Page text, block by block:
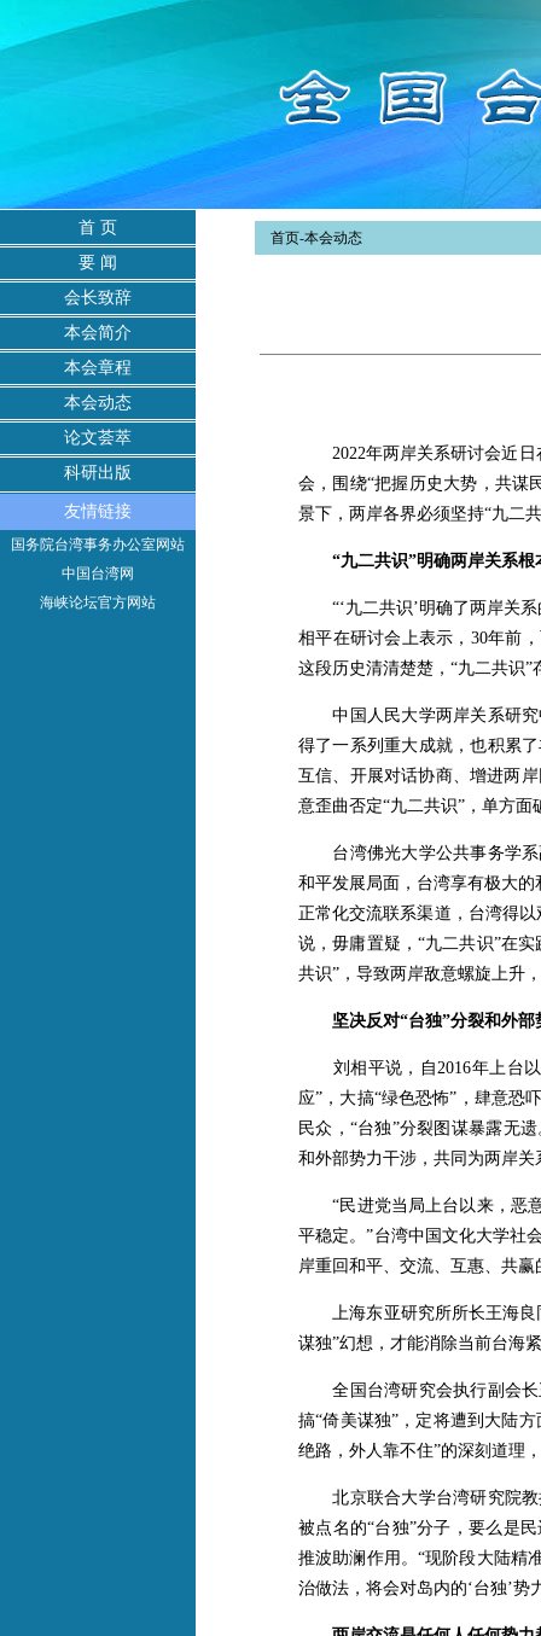
首 页
要 闻
会长致辞
本会简介
本会章程
本会动态
论文荟萃
科研出版
友情链接
国务院台湾事务办公室网站
中国台湾网
海峡论坛官方网站
首页-本会动态
2022年两岸关系研讨会近日
会，围绕“把握历史大势，共谋
景下，两岸各界必须坚持“九二
“九二共识”明确两岸关系根
“‘九二共识’明确了两岸关系
相平在研讨会上表示，30年前
这段历史清清楚楚，“九二共识
中国人民大学两岸关系研究
得了一系列重大成就，也积累
互信、开展对话协商、增进两
意歪曲否定“九二共识”，单方
台湾佛光大学公共事务学系
和平发展局面，台湾享有极大的
正常化交流联系渠道，台湾得
说，毋庸置疑，“九二共识”在
共识”，导致两岸敌意螺旋上升
坚决反对“台独”分裂和外部
刘相平说，自2016年上台以
应”，大搞“绿色恐怖”，肆意恐
民众，“台独”分裂图谋暴露无
和外部势力干涉，共同为两岸
“民进党当局上台以来，恶意
平稳定。”台湾中国文化大学社
岸重回和平、交流、互惠、共
上海东亚研究所所长王海良
谋独”幻想，才能消除当前台海
全国台湾研究会执行副会长
搞“倚美谋独”，定将遭到大陆
绝路，外人靠不住”的深刻道理
北京联合大学台湾研究院教
被点名的“台独”分子，要么是
推波助澜作用。“现阶段大陆精
治做法，将会对岛内的‘台独’